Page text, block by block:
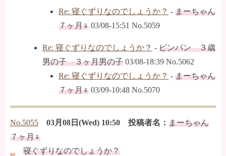
Re: 寝ぐずりなのでしょうか？ - まーちゃん
７ヶ月♀ 03/08-15:51 No.5059
Re: 寝ぐずりなのでしょうか？ - ピンパン ３歳
男の子 ３ヶ月男の子 03/08-18:39 No.5062
Re: 寝ぐずりなのでしょうか？ - まーちゃん
７ヶ月♀ 03/09-10:48 No.5070
No.5055 03月08日(Wed) 10:50 投稿者名： まーちゃん
７ヶ月♀
寝ぐずりなのでしょうか？